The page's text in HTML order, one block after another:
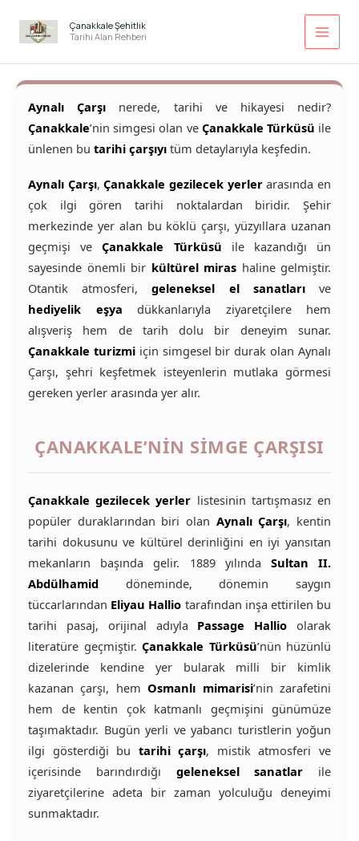
atla
Çanakkale Şehitlik
Tarihi Alan Rehberi
Aynalı Çarşı nerede, tarihi ve hikayesi nedir?
Çanakkale’nin simgesi olan veÇanakkale Türküsü ile
ünlenen bu tarihi çarşıyı tüm detaylarıyla keşfedin.
Aynalı Çarşı,Çanakkale gezilecek yerlerarasında en
çok ilgi gören tarihi noktalardan biridir. Şehir
merkezinde yer alan bu köklü çarşı, yüzyıllara uzanan
geçmişi veÇanakkale Türküsü ile kazandığı ün
sayesinde önemli bir kültürel miras haline gelmiştir.
Otantik atmosferi,geleneksel el sanatlarıve
hediyelik eşya dükkanlarıyla ziyaretçilere hem
alışveriş hem de tarih dolu bir deneyim sunar.
Çanakkale turizmiiçin simgesel bir durak olan Aynalı
Çarşı, şehri keşfetmek isteyenlerin mutlaka görmesi
gereken yerler arasında yer alır.
ÇANAKKALE’NIN SIMGE ÇARŞISI
Çanakkale gezilecek yerler listesinin tartışmasız en
popüler duraklarından biri olan Aynalı Çarşı, kentin
tarihi dokusunu ve kültürel derinliğini en iyi yansıtan
mekanların başında gelir. 1889 yılında Sultan II.
Abdülhamid döneminde, dönemin saygın
tüccarlarından Eliyau Hallio tarafından inşa ettirilen bu
tarihi pasaj, orijinal adıyla Passage Hallio olarak
literatüre geçmiştir. Çanakkale Türküsü’nün hüzünlü
dizelerinde kendine yer bularak milli bir kimlik
kazanan çarşı, hemOsmanlı mimarisi’nin zarafetini
hem de kentin çok katmanlı geçmişini günümüze
taşımaktadır. Bugün yerli ve yabancı turistlerin yoğun
ilgi gösterdiği bu tarihi çarşı, mistik atmosferi ve
içerisinde barındırdığı geleneksel sanatlar ile
ziyaretçilerine adeta bir zaman yolculuğu deneyimi
sunmaktadır.